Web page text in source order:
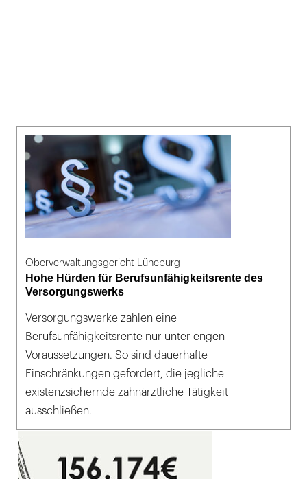
Oberverwaltungsgericht Lüneburg
Hohe Hürden für Berufsunfähigkeitsrente des
Versorgungswerks
Versorgungswerke zahlen eine
Berufsunfähigkeitsrente nur unter engen
Voraussetzungen. So sind dauerhafte
Einschränkungen gefordert, die jegliche
existenzsichernde zahnärztliche Tätigkeit
ausschließen.